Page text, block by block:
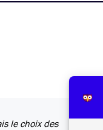
le choix des